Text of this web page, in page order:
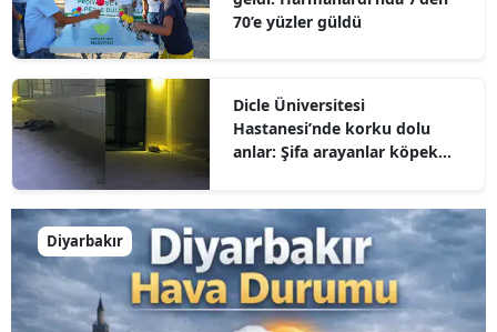
70’e yüzler güldü
Dicle Üniversitesi
Hastanesi’nde korku dolu
anlar: Şifa arayanlar köpek
Diyarbakır